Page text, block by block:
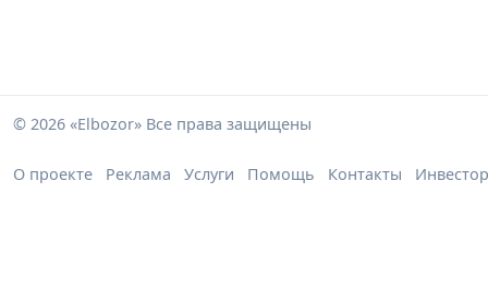
© 2026 «Elbozor» Все права защищены
О проекте Реклама Услуги Помощь Контакты